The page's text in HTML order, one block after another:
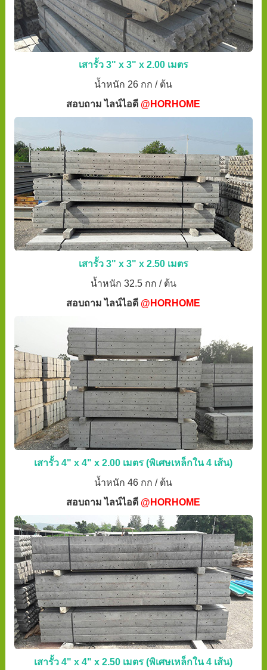
เสารั้ว 3" x 3" x 2.00 เมตร
น้ำหนัก 26 กก / ต้น
สอบถาม ไลน์ไอดี @HORHOME
เสารั้ว 3" x 3" x 2.50 เมตร
น้ำหนัก 32.5 กก / ต้น
สอบถาม ไลน์ไอดี @HORHOME
เสารั้ว 4" x 4" x 2.00 เมตร (พิเศษเหล็กใน 4 เส้น)
น้ำหนัก 46 กก / ต้น
สอบถาม ไลน์ไอดี @HORHOME
เสารั้ว 4" x 4" x 2.50 เมตร (พิเศษเหล็กใน 4 เส้น)